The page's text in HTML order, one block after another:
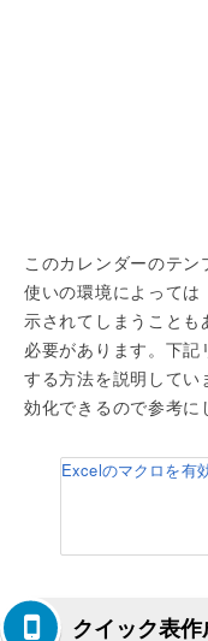
このカレンダーのテ
使いの環境によって
示されてしまうこと
必要があります。下
する方法を説明して
効化できるので参考に
Excelのマクロを有
クイック表